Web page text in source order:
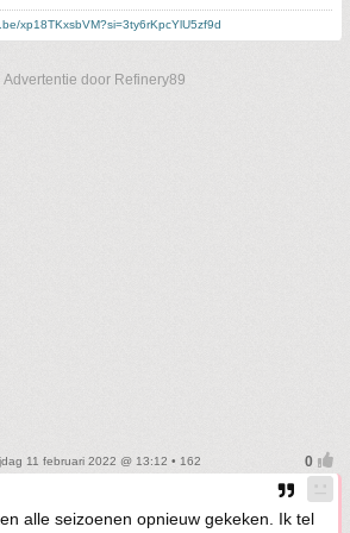
xp18TKxsbVM?si=3ty6rKpcYlU5zf9d
door Refinery89
11 februari 2022 @ 13:12 • 162
alle seizoenen opnieuw gekeken. Ik tel